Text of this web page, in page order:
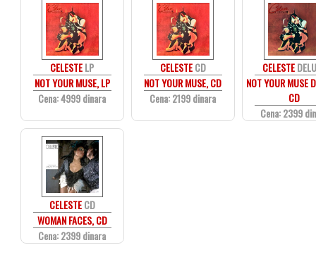
CELESTELP
NOT YOUR MUSE, LP
Cena: 4999 dinara
CELESTECD
NOT YOUR MUSE, CD
Cena: 2199 dinara
CELESTE
NOT YOUR MUSE
CD
Cena: 2399
CELESTECD
WOMAN FACES, CD
Cena: 2399 dinara